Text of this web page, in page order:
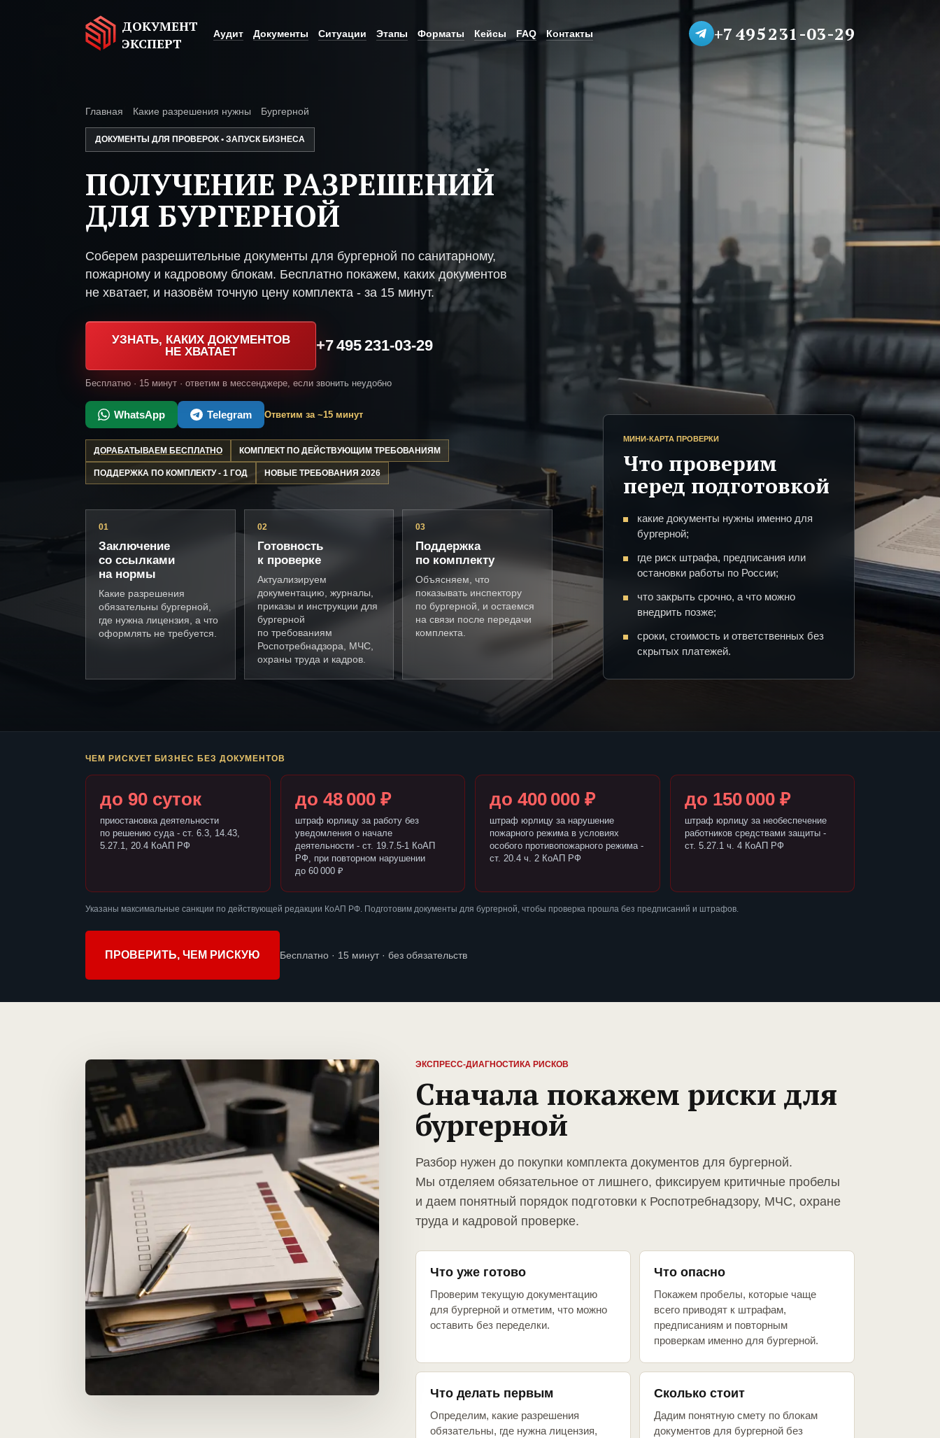
ДОКУМЕНТ
ЭКСПЕРТ
Аудит Документы Ситуации Этапы Форматы Кейсы FAQ Контакты +7 495 231-03-29
Главная Какие разрешения нужны Бургерной
ДОКУМЕНТЫ ДЛЯ ПРОВЕРОК • ЗАПУСК БИЗНЕСА
ПОЛУЧЕНИЕ РАЗРЕШЕНИЙ
ДЛЯ БУРГЕРНОЙ
Соберем разрешительные документы для бургерной по санитарному,
пожарному и кадровому блокам. Бесплатно покажем, каких документов
не хватает, и назовём точную цену комплекта - за 15 минут.
УЗНАТЬ, КАКИХ ДОКУМЕНТОВ
НЕ ХВАТАЕТ
+7 495 231-03-29
Бесплатно · 15 минут · ответим в мессенджере, если звонить неудобно
WhatsApp Telegram Ответим за ~15 минут
ДОРАБАТЫВАЕМ БЕСПЛАТНО КОМПЛЕКТ ПО ДЕЙСТВУЮЩИМ ТРЕБОВАНИЯМ
ПОДДЕРЖКА ПО КОМПЛЕКТУ - 1 ГОД НОВЫЕ ТРЕБОВАНИЯ 2026
01
Заключение
со ссылками
на нормы
Какие разрешения
обязательны бургерной,
где нужна лицензия, а что
оформлять не требуется.
02
Готовность
к проверке
Актуализируем
документацию, журналы,
приказы и инструкции для
бургерной
по требованиям
Роспотребнадзора, МЧС,
охраны труда и кадров.
03
Поддержка
по комплекту
Объясняем, что
показывать инспектору
по бургерной, и остаемся
на связи после передачи
комплекта.
МИНИ-КАРТА ПРОВЕРКИ
Что проверим
перед подготовкой
какие документы нужны именно для
бургерной;
где риск штрафа, предписания или
остановки работы по России;
что закрыть срочно, а что можно
внедрить позже;
сроки, стоимость и ответственных без
скрытых платежей.
ЧЕМ РИСКУЕТ БИЗНЕС БЕЗ ДОКУМЕНТОВ
до 90 суток
приостановка деятельности
по решению суда - ст. 6.3, 14.43,
5.27.1, 20.4 КоАП РФ
до 48 000 ₽
штраф юрлицу за работу без
уведомления о начале
деятельности - ст. 19.7.5-1 КоАП
РФ, при повторном нарушении
до 60 000 ₽
до 400 000 ₽
штраф юрлицу за нарушение
пожарного режима в условиях
особого противопожарного режима -
ст. 20.4 ч. 2 КоАП РФ
до 150 000 ₽
штраф юрлицу за необеспечение
работников средствами защиты -
ст. 5.27.1 ч. 4 КоАП РФ
Указаны максимальные санкции по действующей редакции КоАП РФ. Подготовим документы для бургерной, чтобы проверка прошла без предписаний и штрафов.
ПРОВЕРИТЬ, ЧЕМ РИСКУЮ Бесплатно · 15 минут · без обязательств
ЭКСПРЕСС-ДИАГНОСТИКА РИСКОВ
Сначала покажем риски для
бургерной
Разбор нужен до покупки комплекта документов для бургерной.
Мы отделяем обязательное от лишнего, фиксируем критичные пробелы
и даем понятный порядок подготовки к Роспотребнадзору, МЧС, охране
труда и кадровой проверке.
Что уже готово
Проверим текущую документацию
для бургерной и отметим, что можно
оставить без переделки.
Что опасно
Покажем пробелы, которые чаще
всего приводят к штрафам,
предписаниям и повторным
проверкам именно для бургерной.
Что делать первым
Определим, какие разрешения
обязательны, где нужна лицензия,
Сколько стоит
Дадим понятную смету по блокам
документов для бургерной без